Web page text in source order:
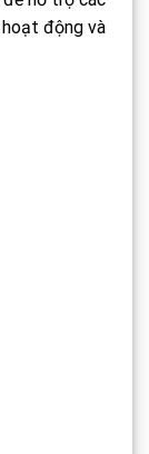
động và